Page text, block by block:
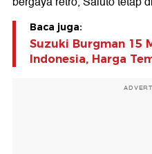
Baca juga:
Suzuki Burgman 15
Indonesia, Harga